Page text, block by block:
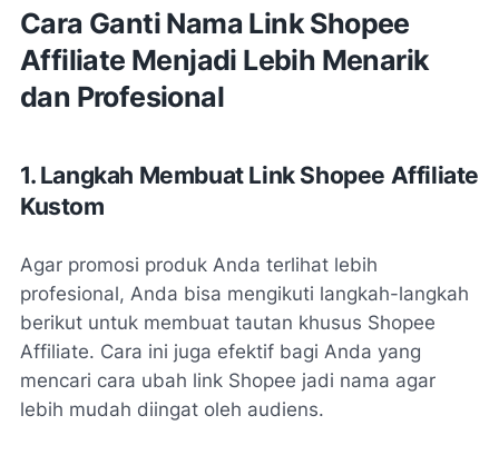
Cara Ganti Nama Link Shopee
Affiliate Menjadi Lebih Menarik
dan Profesional
1. Langkah Membuat Link Shopee Affiliate
Kustom
Agar promosi produk Anda terlihat lebih
profesional, Anda bisa mengikuti langkah-langkah
berikut untuk membuat tautan khusus Shopee
Affiliate. Cara ini juga efektif bagi Anda yang
mencari cara ubah link Shopee jadi nama agar
lebih mudah diingat oleh audiens.